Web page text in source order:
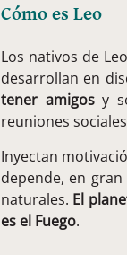
Cómo es Leo
Los nativos de
desarrollan en
tener amigosy
reuniones
Inyectan
depende, en
naturales. El
es el Fuego.